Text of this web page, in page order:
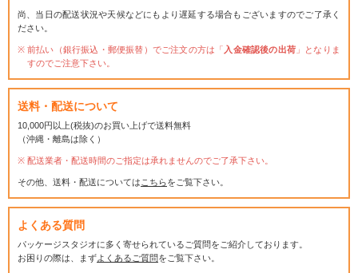
尚、当日の配送状況や天候などにもより遅延する場合もございますのでご了承く
ださい。
前払い（銀行振込・郵便振替）でご注文の方は「 入金確認後の出荷 」となりま
すのでご注意下さい。
送料・配送について
10,000円以上(税抜)のお買い上げで送料無料
（沖縄・離島は除く）
配送業者・配送時間のご指定は承れませんのでご了承下さい。
その他、送料・配送については こちらをご覧下さい。
よくある質問
パッケージスタジオに多く寄せられているご質問をご紹介しております。
お困りの際は、まずよくあるご質問をご覧下さい。